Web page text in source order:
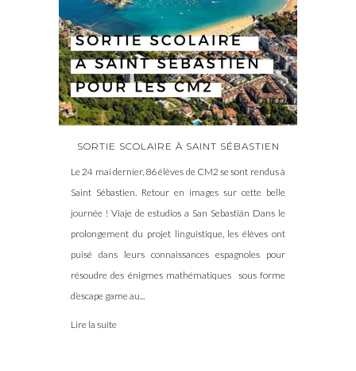
SORTIE SCOLAIRE À SAINT SÉBASTIEN
Le 24 mai dernier, 86 élèves de CM2 se sont rendus à
Saint Sébastien. Retour en images sur cette belle
journée ! Viaje de estudios a San Sebastián Dans le
prolongement du projet linguistique, les élèves ont
puisé dans leurs connaissances espagnoles pour
résoudre des énigmes mathématiques sous forme
d’escape game au...
Lire la suite